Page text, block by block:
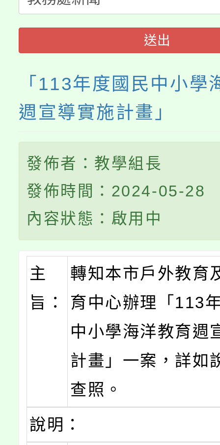
《TA101》溝通分析基
程，歡迎學生輔導中心
系所師生報名參加。
送出
「113年度國民中小學
週宣導實施計畫」
發佈者：教學組長
發佈時間：2024-05-28
內容狀態：啟用中
主
旨：
轉知本市戶外教育
育中心辦理「113
中小學海洋教育週
計畫」一案，詳如
查照。
說明：